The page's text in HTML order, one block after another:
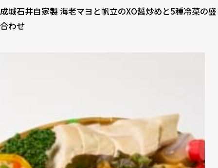
成城石井自家製 海老マヨと帆立のXO醤炒めと5種冷菜の盛
合わせ